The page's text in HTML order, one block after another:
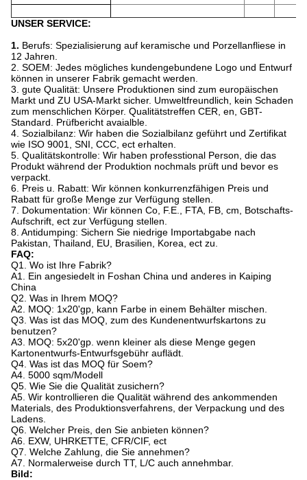
UNSER SERVICE:
1. Berufs: Spezialisierung auf keramische und Porzellanfliese in
12 Jahren.
2. SOEM: Jedes mögliches kundengebundene Logo und Entwurf
können in unserer Fabrik gemacht werden.
3. gute Qualität: Unsere Produktionen sind zum europäischen
Markt und ZU USA-Markt sicher. Umweltfreundlich, kein Schaden
zum menschlichen Körper. Qualitätstreffen CER, en, GBT-
Standard. Prüfbericht avaialble.
4. Sozialbilanz: Wir haben die Sozialbilanz geführt und Zertifikat
wie ISO 9001, SNI, CCC, ect erhalten.
5. Qualitätskontrolle: Wir haben professtional Person, die das
Produkt während der Produktion nochmals prüft und bevor es
verpackt.
6. Preis u. Rabatt: Wir können konkurrenzfähigen Preis und
Rabatt für große Menge zur Verfügung stellen.
7. Dokumentation: Wir können Co, F.E., FTA, FB, cm, Botschafts-
Aufschrift, ect zur Verfügung stellen.
8. Antidumping: Sichern Sie niedrige Importabgabe nach
Pakistan, Thailand, EU, Brasilien, Korea, ect zu.
FAQ:
Q1. Wo ist Ihre Fabrik?
A1. Ein angesiedelt in Foshan China und anderes in Kaiping
China
Q2. Was in Ihrem MOQ?
A2. MOQ: 1x20'gp, kann Farbe in einem Behälter mischen.
Q3. Was ist das MOQ, zum des Kundenentwurfskartons zu
benutzen?
A3. MOQ: 5x20'gp. wenn kleiner als diese Menge gegen
Kartonentwurfs-Entwurfsgebühr auflädt.
Q4. Was ist das MOQ für Soem?
A4. 5000 sqm/Modell
Q5. Wie Sie die Qualität zusichern?
A5. Wir kontrollieren die Qualität während des ankommenden
Materials, des Produktionsverfahrens, der Verpackung und des
Ladens.
Q6. Welcher Preis, den Sie anbieten können?
A6. EXW, UHRKETTE, CFR/CIF, ect
Q7. Welche Zahlung, die Sie annehmen?
A7. Normalerweise durch TT, L/C auch annehmbar.
Bild: